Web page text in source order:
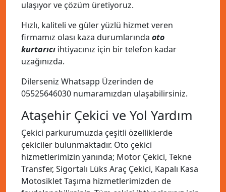
ulaşıyor ve çözüm üretiyoruz.
Hızlı, kaliteli ve güler yüzlü hizmet veren
firmamız olası kaza durumlarında oto
kurtarıcı ihtiyacınız için bir telefon kadar
uzağınızda.
Dilerseniz Whatsapp Üzerinden de
05525646030 numaramızdan ulaşabilirsiniz.
Ataşehir Çekici ve Yol Yardım
Çekici parkurumuzda çeşitli özelliklerde
çekiciler bulunmaktadır. Oto çekici
hizmetlerimizin yanında; Motor Çekici, Tekne
Transfer, Sigortalı Lüks Araç Çekici, Kapalı Kasa
Motosiklet Taşıma hizmetlerimizden de